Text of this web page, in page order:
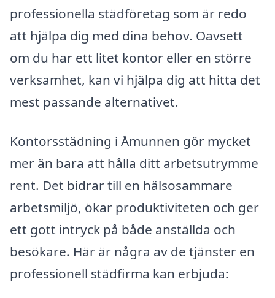
professionella städföretag som är redo
att hjälpa dig med dina behov. Oavsett
om du har ett litet kontor eller en större
verksamhet, kan vi hjälpa dig att hitta det
mest passande alternativet.
Kontorsstädning i Åmunnen gör mycket
mer än bara att hålla ditt arbetsutrymme
rent. Det bidrar till en hälsosammare
arbetsmiljö, ökar produktiviteten och ger
ett gott intryck på både anställda och
besökare. Här är några av de tjänster en
professionell städfirma kan erbjuda: